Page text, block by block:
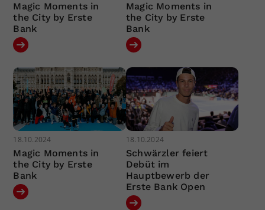
Magic Moments in
the City by Erste
Bank
Magic Moments in
the City by Erste
Bank
18.10.2024
Magic Moments in
the City by Erste
Bank
18.10.2024
Schwärzler feiert
Debüt im
Hauptbewerb der
Erste Bank Open